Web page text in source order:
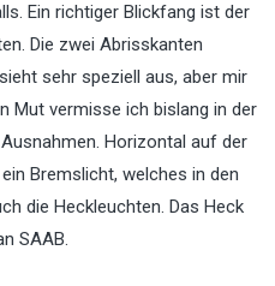
Ein richtiger Blickfang ist der
Die zwei Abrisskanten
sehr speziell aus, aber mir
Mut vermisse ich bislang in der
Horizontal auf der
Bremslicht, welches in den
die Heckleuchten. Das Heck
SAAB.